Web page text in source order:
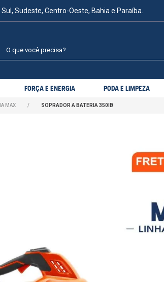
Sudeste, Centro-Oeste, Bahia e Paraíba.
FORÇA E ENERGIA PODA E LIMPEZA
MAX SOPRADOR A BATERIA 350IB